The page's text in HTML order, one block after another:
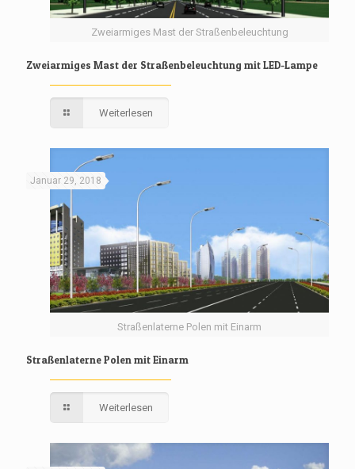
Zweiarmiges Mast der Straßenbeleuchtung
Zweiarmiges Mast der Straßenbeleuchtung mit LED-Lampe
Weiterlesen
Straßenlaterne Polen mit Einarm
Januar 29, 2018
Straßenlaterne Polen mit Einarm
Weiterlesen